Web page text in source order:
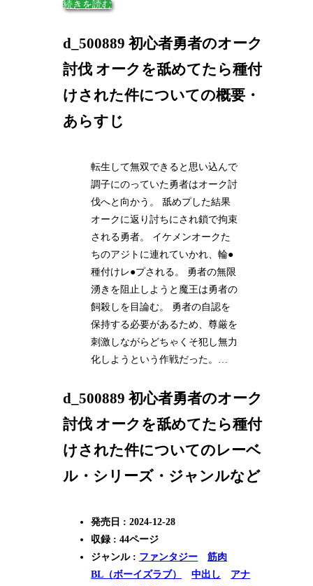
続きを読む
d_500889 初心者勇者のオーク
討伐 オークを舐めてたら種付
けされた件についての概要・
あらすじ
転生して無双できると思い込んで
調子にのっていた勇者はオーク討
伐へと向かう。 舐めプした結果
オークに返り討ちにされ鎖で拘束
される勇者。 イケメンオークた
ちのアジトに連れていかれ、輪●
種付けレ●プされる。 勇者の無限
湧きを阻止しようと魔王は勇者の
飼殺しを目論む。 勇者の自認を
保持する必要があるため、尊厳を
刺激しながらどちゃくそ犯し無力
化しようという作戦だった。…
d_500889 初心者勇者のオーク
討伐 オークを舐めてたら種付
けされた件についてのレーベ
ル・シリーズ・ジャンルなど
発売日 : 2024-12-28
収録 : 44ページ
ジャンル : ファンタジー
筋肉
BL（ボーイズラブ）
中出し
アナ